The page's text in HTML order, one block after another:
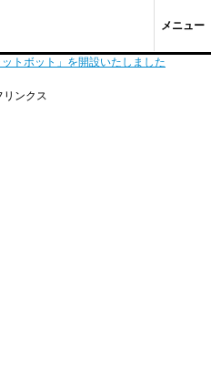
メニュー
トボット」を開設いたしました
リンクス